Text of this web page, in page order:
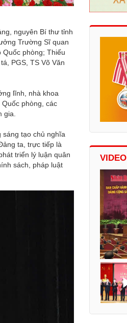
nguyên Bí thư tỉnh
Trường Sĩ quan
phòng; Thiếu
PGS, TS Võ Văn
lĩnh, nhà khoa
phòng, các
gia.
sáng tạo chủ nghĩa
ta, trực tiếp là
triển lý luận quân
sách, pháp luật
VIDEO